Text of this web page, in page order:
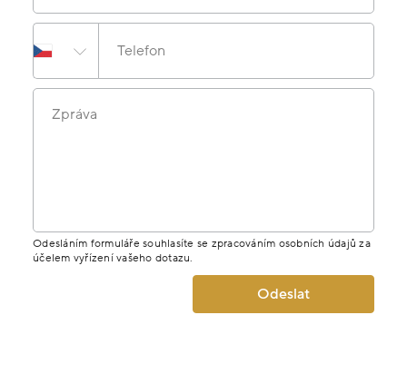
Telefon
Zpráva
Odesláním formuláře souhlasíte se zpracováním osobních údajů za
účelem vyřízení vašeho dotazu.
Odeslat